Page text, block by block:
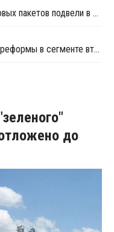
Итоги пятилетнего запрета одноразовых пакетов подвели в Германии
Европейская комиссия представила реформы в сегменте вторичной переработки
до